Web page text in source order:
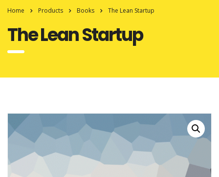
Home Products Books The Lean Startup
The Lean Startup